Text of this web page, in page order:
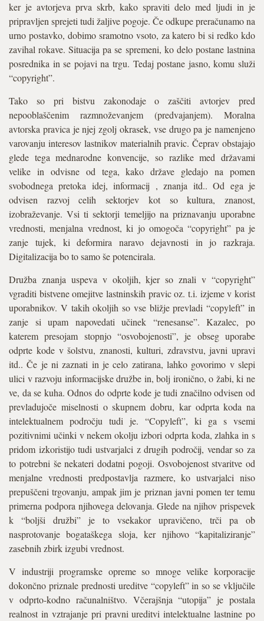
ker je avtorjeva prva skrb, kako spraviti delo med ljudi in je
pripravljen sprejeti tudi žaljive pogoje. Če odkupe preračunamo na
urno postavko, dobimo sramotno vsoto, za katero bi si redko kdo
zavihal rokave. Situacija pa se spremeni, ko delo postane lastnina
posrednika in se pojavi na trgu. Tedaj postane jasno, komu služi
“copyright”.
Tako so pri bistvu zakonodaje o zaščiti avtorjev pred
nepooblaščenim razmnoževanjem (predvajanjem). Moralna
avtorska pravica je njej zgolj okrasek, vse drugo pa je namenjeno
varovanju interesov lastnikov materialnih pravic. Čeprav obstajajo
glede tega mednarodne konvencije, so razlike med državami
velike in odvisne od tega, kako države gledajo na pomen
svobodnega pretoka idej, informacij , znanja itd.. Od ega je
odvisen razvoj celih sektorjev kot so kultura, znanost,
izobraževanje. Vsi ti sektorji temeljijo na priznavanju uporabne
vrednosti, menjalna vrednost, ki jo omogoča “copyright” pa je
zanje tujek, ki deformira naravo dejavnosti in jo razkraja.
Digitalizacija bo to samo še potencirala.
Družba znanja uspeva v okoljih, kjer so znali v “copyright”
vgraditi bistvene omejitve lastninskih pravic oz. t.i. izjeme v korist
uporabnikov. V takih okoljih so vse bližje prevladi “copyleft” in
zanje si upam napovedati učinek “renesanse”. Kazalec, po
katerem presojam stopnjo “osvobojenosti”, je obseg uporabe
odprte kode v šolstvu, znanosti, kulturi, zdravstvu, javni upravi
itd.. Če je ni zaznati in je celo zatirana, lahko govorimo v slepi
ulici v razvoju informacijske družbe in, bolj ironično, o žabi, ki ne
ve, da se kuha. Odnos do odprte kode je tudi značilno odvisen od
prevladujoče miselnosti o skupnem dobru, kar odprta koda na
intelektualnem področju tudi je. “Copyleft”, ki ga s vsemi
pozitivnimi učinki v nekem okolju izbori odprta koda, zlahka in s
pridom izkoristijo tudi ustvarjalci z drugih področij, vendar so za
to potrebni še nekateri dodatni pogoji. Osvobojenost stvaritve od
menjalne vrednosti predpostavlja razmere, ko ustvarjalci niso
prepuščeni trgovanju, ampak jim je priznan javni pomen ter temu
primerna podpora njihovega delovanja. Glede na njihov prispevek
k “boljši družbi” je to vsekakor upravičeno, trči pa ob
nasprotovanje bogataškega sloja, ker njihovo “kapitaliziranje”
zasebnih zbirk izgubi vrednost.
V industriji programske opreme so mnoge velike korporacije
dokončno priznale prednosti ureditve “copyleft” in so se vključile
v odprto-kodno računalništvo. Včerajšnja “utopija” je postala
realnost in vztrajanje pri pravni ureditvi intelektualne lastnine po